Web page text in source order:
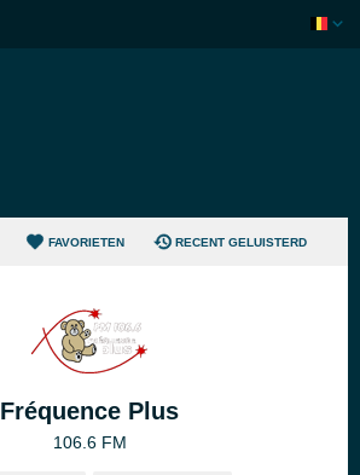
FAVORIETEN RECENT GELUISTERD
Fréquence Plus
106.6 FM